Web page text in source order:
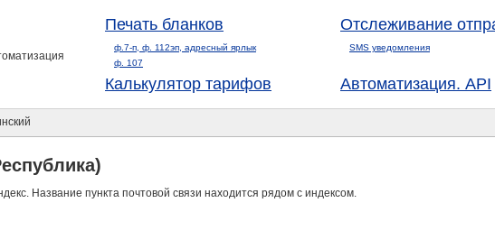
Печать бланков
ф.7-п, ф. 112эп, адресный ярлык
ф. 107
Отслеживание
SMS уведомления
Калькулятор тарифов Автоматизация. API
Название пункта почтовой связи находится рядом с индексом.